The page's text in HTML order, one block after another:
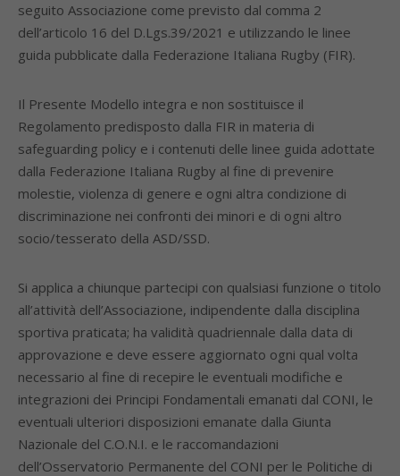
seguito Associazione come previsto dal comma 2
dell’articolo 16 del D.Lgs.39/2021 e utilizzando le linee
guida pubblicate dalla Federazione Italiana Rugby (FIR).
Il Presente Modello integra e non sostituisce il
Regolamento predisposto dalla FIR in materia di
safeguarding policy e i contenuti delle linee guida adottate
dalla Federazione Italiana Rugby al fine di prevenire
molestie, violenza di genere e ogni altra condizione di
discriminazione nei confronti dei minori e di ogni altro
socio/tesserato della ASD/SSD.
Si applica a chiunque partecipi con qualsiasi funzione o titolo
all’attività dell’Associazione, indipendente dalla disciplina
sportiva praticata; ha validità quadriennale dalla data di
approvazione e deve essere aggiornato ogni qual volta
necessario al fine di recepire le eventuali modifiche e
integrazioni dei Principi Fondamentali emanati dal CONI, le
eventuali ulteriori disposizioni emanate dalla Giunta
Nazionale del C.O.N.I. e le raccomandazioni
dell’Osservatorio Permanente del CONI per le Politiche di